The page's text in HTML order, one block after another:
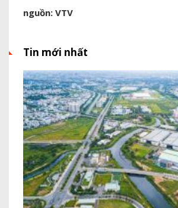
nguồn: VTV
Tin mới nhất